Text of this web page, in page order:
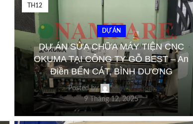
TH12
DỰ ÁN
DỰ ÁN SỬA CHỮA MÁY TIỆN CNC
OKUMA TẠI CÔNG TY GỖ BEST – An
Điền BẾN CÁT, BÌNH DƯƠNG
Posted by
namfaregroup
9 Tháng 12, 2025